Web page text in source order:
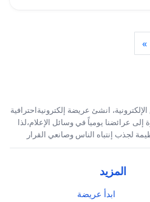
»
انشئ عريضة إلكترونيةاحترافية
إلى عرائضنا يومياً في وسائل الإعلام،لذا
لجذب إنتباه الناس وصانعي القرار
المزيد
ابدأ عريضة